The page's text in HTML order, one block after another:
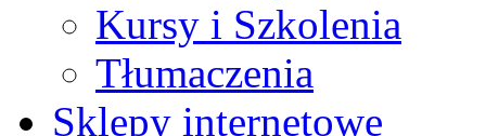
Kursy i Szkolenia
Tłumaczenia
Sklepy internetowe